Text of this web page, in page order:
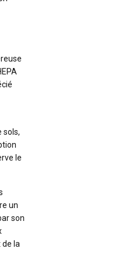
sols,
le
un
son
la